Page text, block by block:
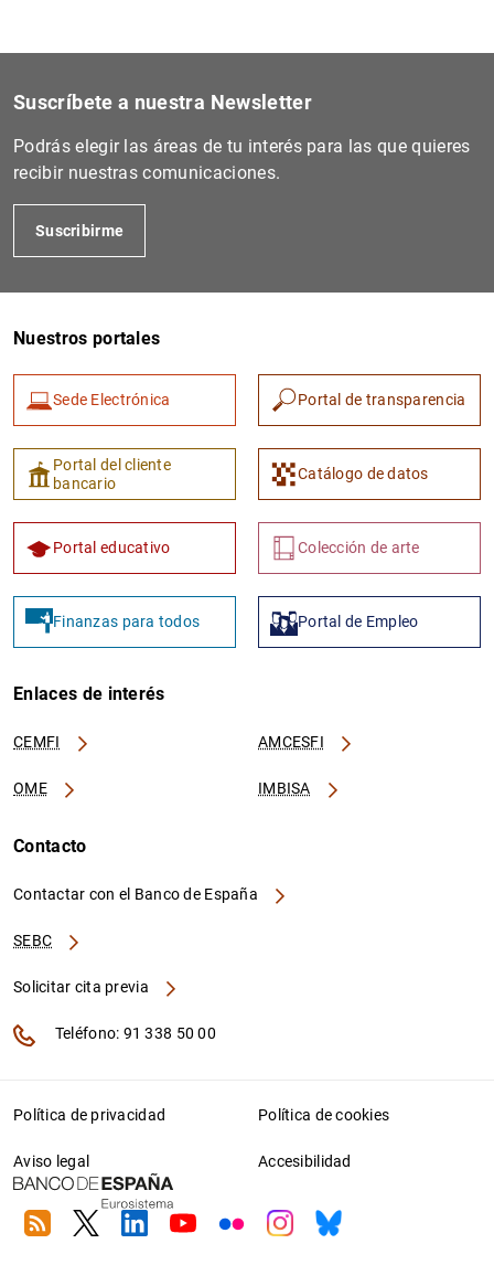
Suscríbete a nuestra Newsletter
Podrás elegir las áreas de tu interés para las que quieres
recibir nuestras comunicaciones.
Suscribirme
Nuestros portales
Sede Electrónica Portal de transparencia
Portal del cliente
bancario
Catálogo de datos
Portal educativo Colección de arte
Finanzas para todos Portal de Empleo
Enlaces de interés
CEMFI AMCESFI
OME IMBISA
Contacto
Contactar con el Banco de España
SEBC
Solicitar cita previa
Teléfono: 91 338 50 00
Política de privacidad Política de cookies
Aviso legal Accesibilidad
RSS TwitterLinkedin
YoutubeFlickrInstagram
Bluesky